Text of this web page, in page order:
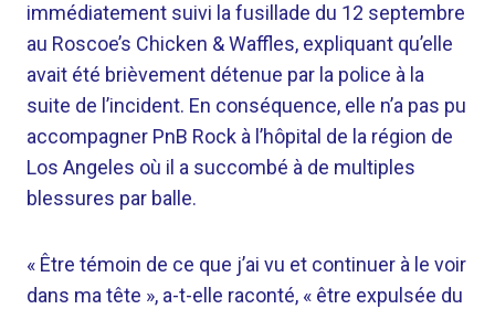
immédiatement suivi la fusillade du 12 septembre
au Roscoe’s Chicken & Waffles, expliquant qu’elle
avait été brièvement détenue par la police à la
suite de l’incident. En conséquence, elle n’a pas pu
accompagner PnB Rock à l’hôpital de la région de
Los Angeles où il a succombé à de multiples
blessures par balle.
« Être témoin de ce que j’ai vu et continuer à le voir
dans ma tête », a-t-elle raconté, « être expulsée du